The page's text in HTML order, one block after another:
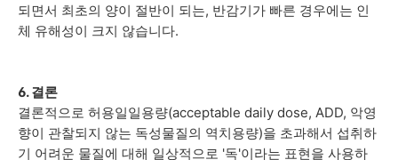
되면서 최초의 양이 절반이 되는, 반감기가 빠른 경우에는 인
체 유해성이 크지 않습니다.
6. 결론
결론적으로 허용일일용량(acceptable daily dose, ADD, 악영
향이 관찰되지 않는 독성물질의 역치용량)을 초과해서 섭취하
기 어려운 물질에 대해 일상적으로 '독'이라는 표현을 사용하